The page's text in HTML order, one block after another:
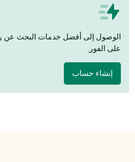
على الفور.
إنشاء حساب